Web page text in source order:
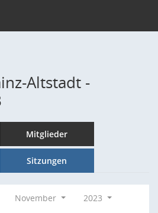
Altstadt -
Mitglieder
Sitzungen
November
2023